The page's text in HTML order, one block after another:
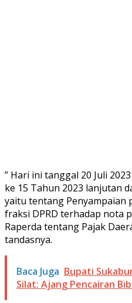
” Hari ini tanggal 20 Juli
ke 15 Tahun 2023 lanjutan
yaitu tentang Penyampaian
fraksi DPRD terhadap nota
Raperda tentang Pajak
tandasnya.
Baca Juga Bupati
Silat: Ajang Pencairan